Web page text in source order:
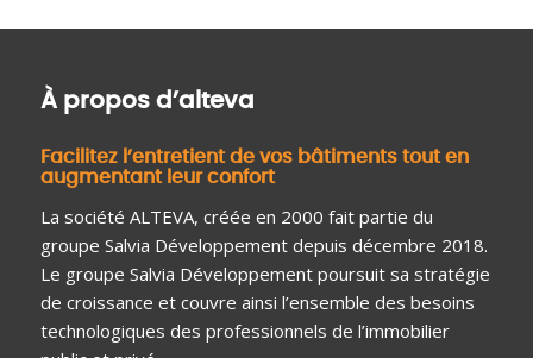
À propos d’alteva
Facilitez l’entretient de vos bâtiments tout en
augmentant leur confort
La société ALTEVA, créée en 2000 fait partie du
groupe Salvia Développement depuis décembre 2018.
Le groupe Salvia Développement poursuit sa stratégie
de croissance et couvre ainsi l’ensemble des besoins
technologiques des professionnels de l’immobilier